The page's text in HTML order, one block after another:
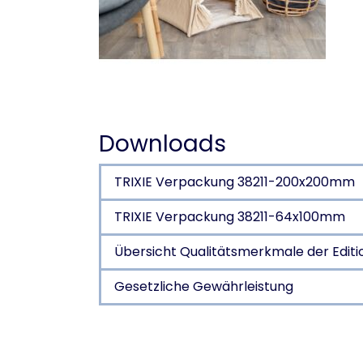
Downloads
TRIXIE Verpackung 38211-200x200mm
TRIXIE Verpackung 38211-64x100mm
Übersicht Qualitätsmerkmale der
Gesetzliche Gewährleistung